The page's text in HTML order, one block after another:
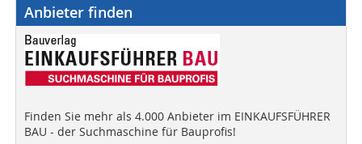
Anbieter finden
Finden Sie mehr als 4.000 Anbieter im EINKAUFSFÜHRER
BAU - der Suchmaschine für Bauprofis!